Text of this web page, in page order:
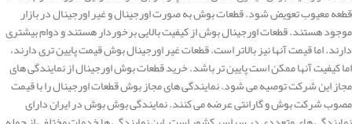
قطعه معیوب تعویض شود. قطعات بوش به صورت اورجینال و غیر اورجینال در بازار
موجود هستند. قطعات اورجینال بوش از کیفیت بالایی برخوردار هستند و دوام بیشتری
دارند. اما قیمت آنها نیز بالاتر است. قطعات غیر اورجینال بوش قیمت پایین تری دارند،
اما کیفیت آنها ممکن است پایین تر باشد. خرید قطعات بوش اورجینال از نمایندگی های
مجاز این شرکت توصیه می شود. نمایندگی های مجاز بوش قطعات اورجینال را با قیمت
مصوب شرکت بوش و گارانتی عرضه می کنند. نمایندگی بوش بوش در ایران دارای